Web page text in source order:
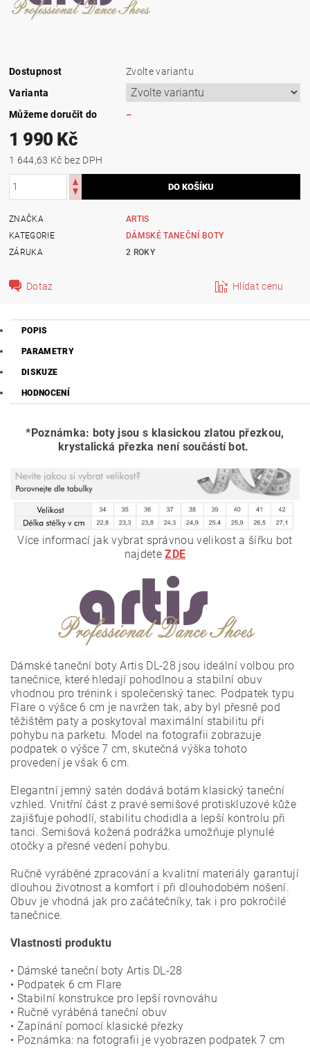
Dostupnost
Zvolte variantu
Varianta
Můžeme doručit do
–
1 990 Kč
1 644,63 Kč bez DPH
ZNAČKA
ARTIS
KATEGORIE
DÁMSKÉ TANEČNÍ BOTY
ZÁRUKA
2 ROKY
Dotaz Hlídat cenu
POPIS
PARAMETRY
DISKUZE
HODNOCENÍ
*Poznámka: boty jsou s klasickou zlatou přezkou,
krystalická přezka není součástí bot.
Více informací jak vybrat správnou velikost a šířku bot
najdeteZDE
Dámské taneční boty Artis DL-28 jsou ideální volbou pro
tanečnice, které hledají pohodlnou a stabilní obuv
vhodnou pro trénink i společenský tanec. Podpatek typu
Flare o výšce 6 cm je navržen tak, aby byl přesně pod
těžištěm paty a poskytoval maximální stabilitu při
pohybu na parketu. Model na fotografii zobrazuje
podpatek o výšce 7 cm, skutečná výška tohoto
provedení je však 6 cm.
Elegantní jemný satén dodává botám klasický taneční
vzhled. Vnitřní část z pravé semišové protiskluzové kůže
zajišťuje pohodlí, stabilitu chodidla a lepší kontrolu při
tanci. Semišová kožená podrážka umožňuje plynulé
otočky a přesné vedení pohybu.
Ručně vyráběné zpracování a kvalitní materiály garantují
dlouhou životnost a komfort i při dlouhodobém nošení.
Obuv je vhodná jak pro začátečníky, tak i pro pokročilé
tanečnice.
Vlastnosti produktu
• Dámské taneční boty Artis DL-28
• Podpatek 6 cm Flare
• Stabilní konstrukce pro lepší rovnováhu
• Ručně vyráběná taneční obuv
• Zapínání pomocí klasické přezky
• Poznámka: na fotografii je vyobrazen podpatek 7 cm